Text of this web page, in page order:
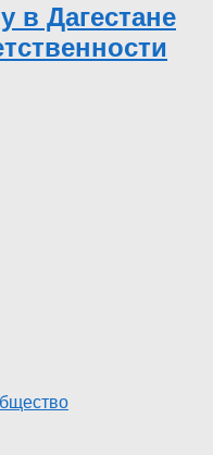
в Дагестане